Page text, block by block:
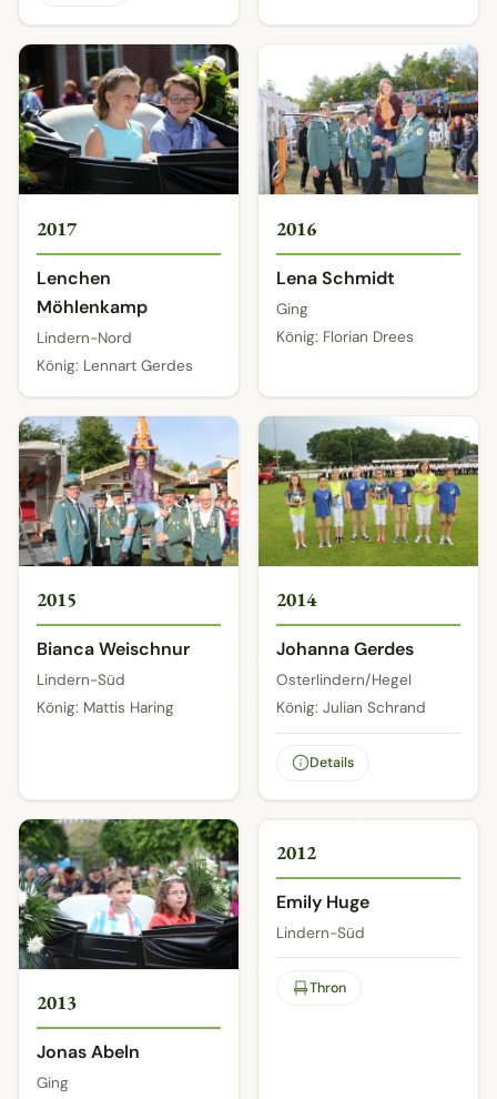
2017
Lenchen
Möhlenkamp
Lindern-Nord
König: Lennart Gerdes
2016
Lena Schmidt
Ging
König: Florian Drees
2015
Bianca Weischnur
Lindern-Süd
König: Mattis Haring
2014
Johanna Gerdes
Osterlindern/Hegel
König: Julian Schrand
Details
2013
Jonas Abeln
Ging
2012
Emily Huge
Lindern-Süd
Thron